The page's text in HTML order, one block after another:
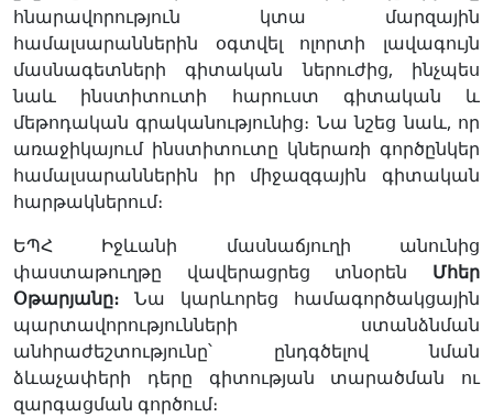
հնարավորություն կտա մարզային
համալսարաններին օգտվել ոլորտի լավագույն
մասնագետների գիտական ներուժից, ինչպես
նաև ինստիտուտի հարուստ գիտական և
մեթոդական գրականությունից։ Նա նշեց նաև, որ
առաջիկայում ինստիտուտը կներառի գործընկեր
համալսարաններին իր միջազգային գիտական
հարթակներում։
ԵՊՀ Իջևանի մասնաճյուղի անունից
փաստաթուղթը վավերացրեց տնօրեն Մհեր
Օթարյանը։ Նա կարևորեց համագործակցային
պարտավորությունների ստանձնման
անհրաժեշտությունը՝ ընդգծելով նման
ձևաչափերի դերը գիտության տարածման ու
զարգացման գործում։